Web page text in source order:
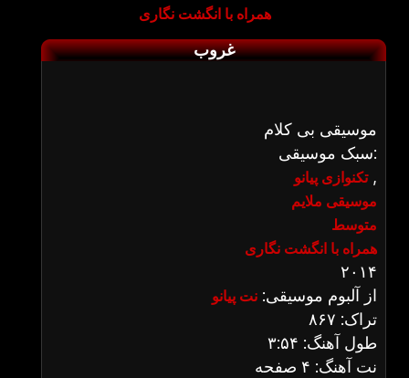
همراه با انگشت نگاری
غروب
موسیقی بی کلام
سبک موسیقی:
تکنوازی پیانو,
موسیقی ملایم
متوسط
همراه با انگشت نگاری
۲۰۱۴
از آلبوم موسیقی: نت پیانو
تراک: ۸۶۷
طول آهنگ: ۳:۵۴
نت آهنگ: ۴ صفحه